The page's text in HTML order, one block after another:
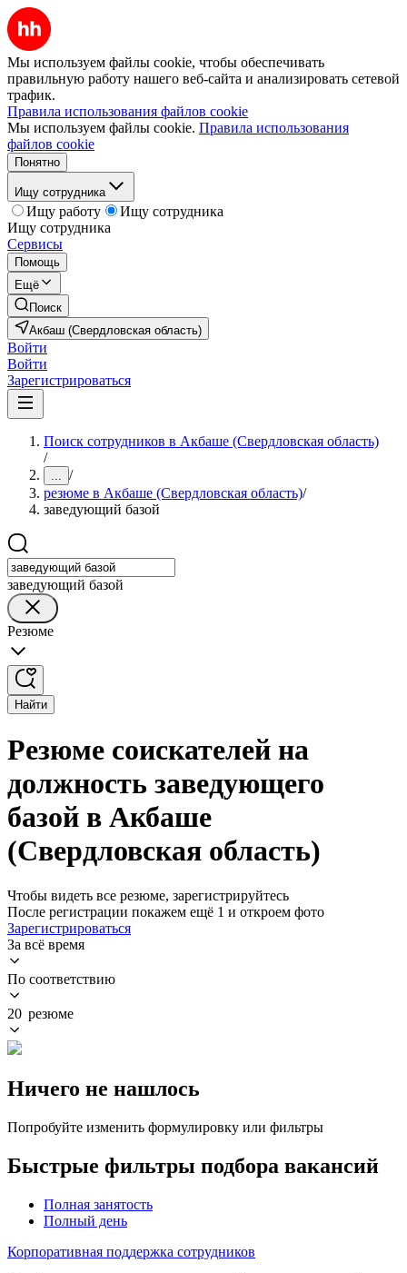
Мы используем файлы cookie, чтобы обеспечивать
правильную работу нашего веб-сайта и анализировать сетевой
трафик.
Правила использования файлов cookie
Мы используем файлы cookie. Правила использования
файлов cookie
Понятно
Ищу сотрудника
Ищу работу
Ищу сотрудника
Ищу сотрудника
Сервисы
Помощь
Ещё
Поиск
Акбаш (Свердловская область)
Войти
Войти
Зарегистрироваться
Поиск сотрудников в Акбаше (Свердловская область)
/
... /
резюме в Акбаше (Свердловская область)/
заведующий базой
заведующий базой
Резюме
Найти
Резюме соискателей на
должность заведующего
базой в Акбаше
(Свердловская область)
Чтобы видеть все резюме, зарегистрируйтесь
После регистрации покажем ещё 1 и откроем фото
Зарегистрироваться
За всё время
По соответствию
20 резюме
Ничего не нашлось
Попробуйте изменить формулировку или фильтры
Быстрые фильтры подбора вакансий
Полная занятость
Полный день
Корпоративная поддержка сотрудников